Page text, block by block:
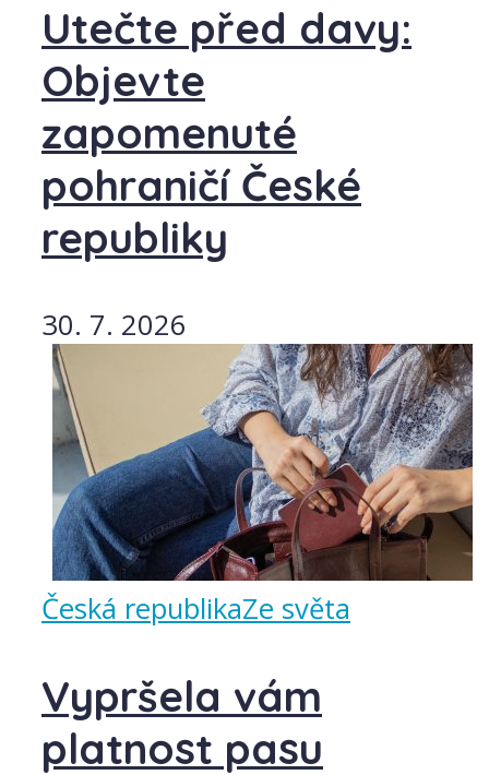
Utečte před davy:
Objevte
zapomenuté
pohraničí České
republiky
30. 7. 2026
Česká republikaZe světa
Vypršela vám
platnost pasu